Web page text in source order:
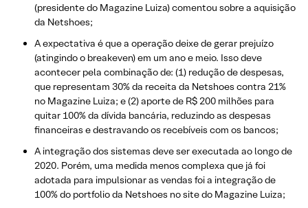
(presidente do Magazine Luiza) comentou sobre a aquisição
da Netshoes;
A expectativa é que a operação deixe de gerar prejuízo
(atingindo o breakeven) em um ano e meio. Isso deve
acontecer pela combinação de: (1) redução de despesas,
que representam 30% da receita da Netshoes contra 21%
no Magazine Luiza; e (2) aporte de R$ 200 milhões para
quitar 100% da dívida bancária, reduzindo as despesas
financeiras e destravando os recebíveis com os bancos;
A integração dos sistemas deve ser executada ao longo de
2020. Porém, uma medida menos complexa que já foi
adotada para impulsionar as vendas foi a integração de
100% do portfolio da Netshoes no site do Magazine Luiza;